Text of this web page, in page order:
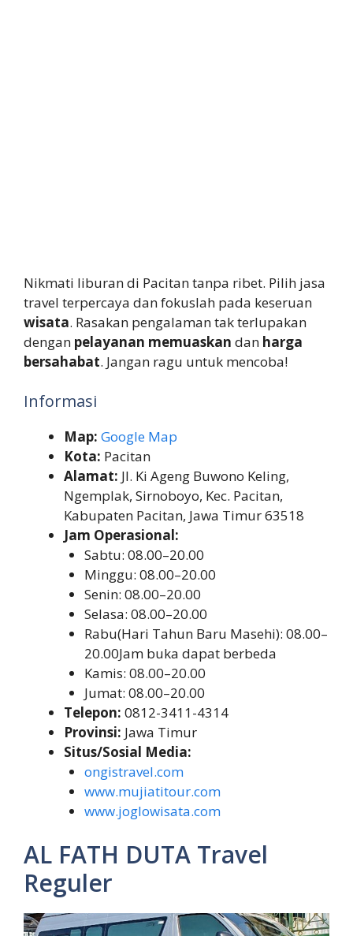
Nikmati liburan di Pacitan tanpa ribet. Pilih jasa
travel terpercaya dan fokuslah pada keseruan
wisata. Rasakan pengalaman tak terlupakan
dengan pelayanan memuaskan dan harga
bersahabat. Jangan ragu untuk mencoba!
Informasi
Map: Google Map
Kota: Pacitan
Alamat: Jl. Ki Ageng Buwono Keling,
Ngemplak, Sirnoboyo, Kec. Pacitan,
Kabupaten Pacitan, Jawa Timur 63518
Jam Operasional:
Sabtu: 08.00–20.00
Minggu: 08.00–20.00
Senin: 08.00–20.00
Selasa: 08.00–20.00
Rabu(Hari Tahun Baru Masehi): 08.00–
20.00Jam buka dapat berbeda
Kamis: 08.00–20.00
Jumat: 08.00–20.00
Telepon: 0812-3411-4314
Provinsi: Jawa Timur
Situs/Sosial Media:
ongistravel.com
www.mujiatitour.com
www.joglowisata.com
AL FATH DUTA Travel
Reguler